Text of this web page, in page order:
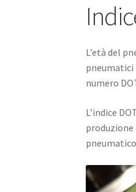
L’età del
pneumatici
numero
L’indice
produzione